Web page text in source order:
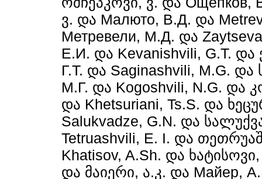
ვ. და Малюто, В.Д. და
Метревели, М.Д. და
Е.И. და Kevanishvili, G.T. და
Г.Т. და Saginashvili, M.G. და
М.Г. და Kogoshvili, N.G. და
და Khetsuriani, Ts.S. და
Salukvadze, G.N. და
Tetruashvili, E. I. და
Khatisov, A.Sh. და
და მაიერი, ა.კ. და Майер,